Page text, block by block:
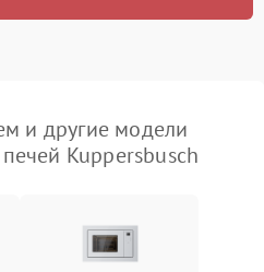
и другие модели
Kuppersbusch